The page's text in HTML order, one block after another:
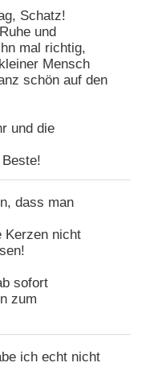
Schatz!
und
mal richtig,
Mensch
schön auf den
und die
dass man
Kerzen nicht
sofort
zum
ich echt nicht